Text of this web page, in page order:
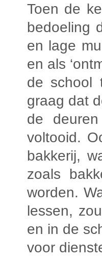
Toen de
bedoeling
en lage
en als
de school
graag dat
de
voltooid.
bakkerij,
zoals
worden.
lessen,
en in de
voor